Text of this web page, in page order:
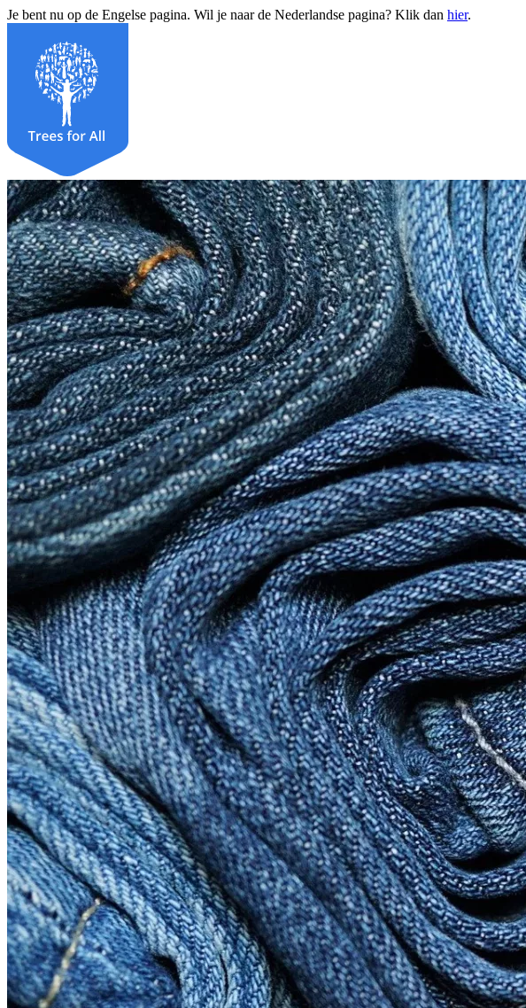
Je bent nu op de Engelse pagina. Wil je naar de Nederlandse pagina? Klik dan hier.